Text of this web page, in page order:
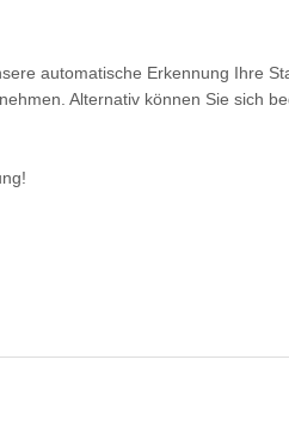
automatische Erkennung Ihre
Alternativ können Sie sich